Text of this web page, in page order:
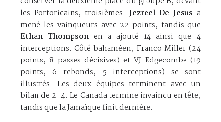
les Portoricains, troisièmes.Jezreel De Jesus a
mené les vainqueurs avec 22 points, tandis que
Ethan Thompson en a ajouté 14 ainsi que 4
interceptions. Côté bahaméen, Franco Miller (24
points, 8 passes décisives) et VJ Edgecombe (19
points, 6 rebonds, 5 interceptions) se sont
illustrés. Les deux équipes terminent avec un
bilan de 2-4. Le Canada termine invaincu en tête,
tandis que la Jamaïque finit dernière.